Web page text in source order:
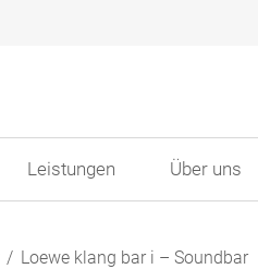
Leistungen Über uns
/ Loewe klang bar i – Soundbar